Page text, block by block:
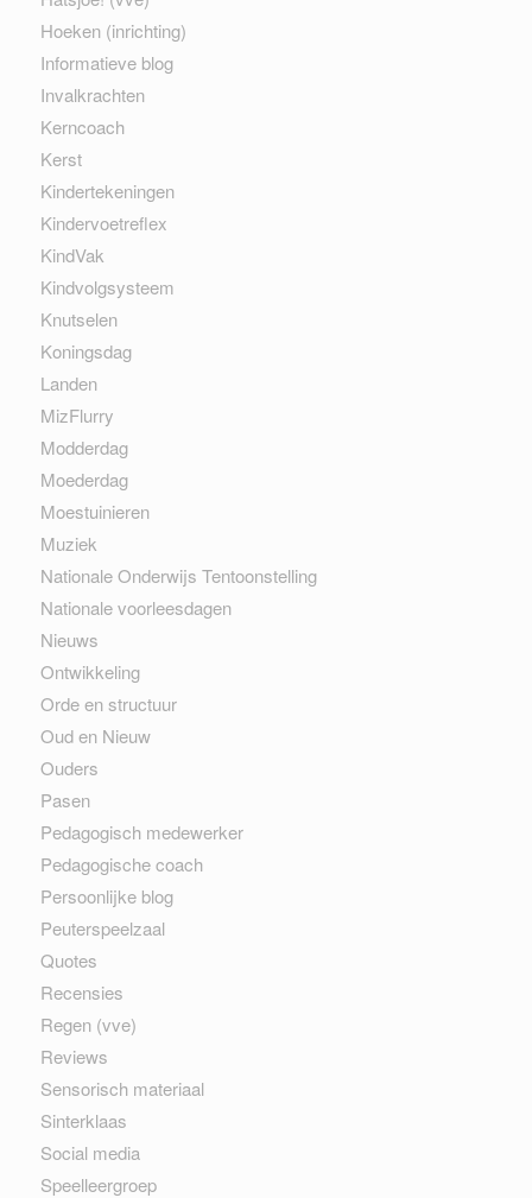
Hoeken (inrichting)
Informatieve blog
Invalkrachten
Kerncoach
Kerst
Kindertekeningen
Kindervoetreflex
KindVak
Kindvolgsysteem
Knutselen
Koningsdag
Landen
MizFlurry
Modderdag
Moederdag
Moestuinieren
Muziek
Nationale Onderwijs Tentoonstelling
Nationale voorleesdagen
Nieuws
Ontwikkeling
Orde en structuur
Oud en Nieuw
Ouders
Pasen
Pedagogisch medewerker
Pedagogische coach
Persoonlijke blog
Peuterspeelzaal
Quotes
Recensies
Regen (vve)
Reviews
Sensorisch materiaal
Sinterklaas
Social media
Speelleergroep